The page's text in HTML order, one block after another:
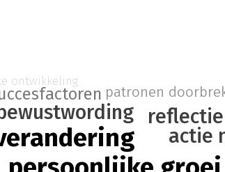
reflectie
actie
patronen
ontwikkeling